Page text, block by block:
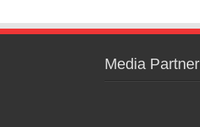
Media Partner